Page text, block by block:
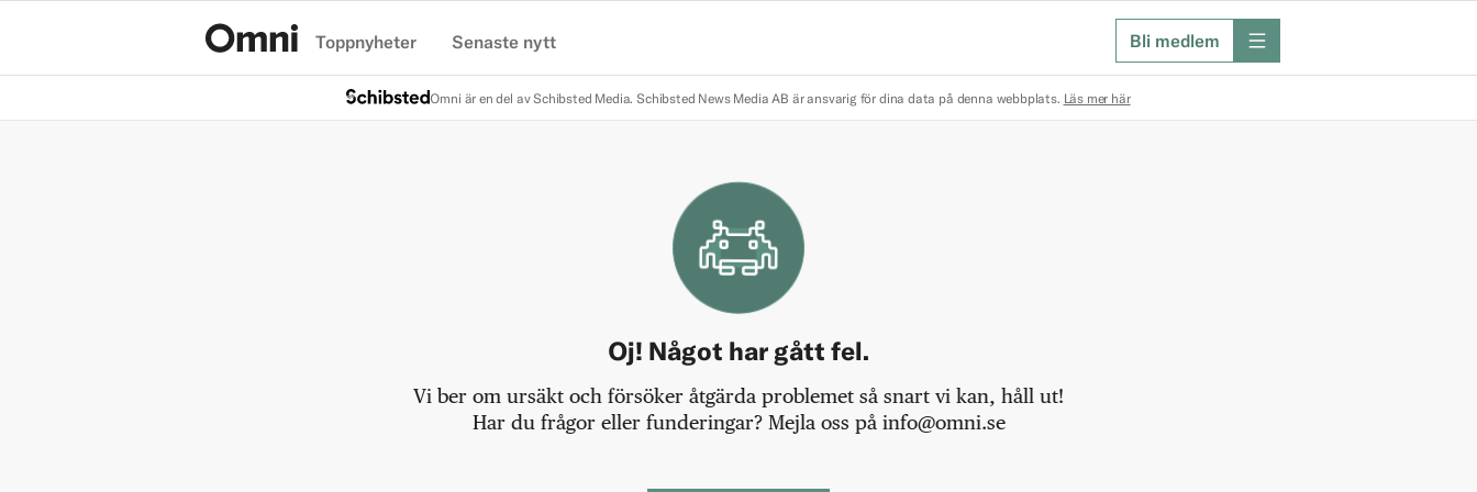
Toppnyheter Senaste nytt Bli medlem meny
Omni är en del av Schibsted Media. Schibsted News Media AB är ansvarig för dina data på denna webbplats. Läs mer här
Oj! Något har gått fel.
Vi ber om ursäkt och försöker åtgärda problemet så snart vi kan, håll ut!
Har du frågor eller funderingar? Mejla oss på info@omni.se